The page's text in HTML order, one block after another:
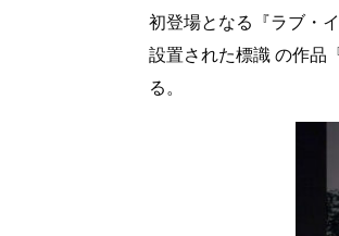
初登場となる『ラブ・
設置された標識 の作品
る。